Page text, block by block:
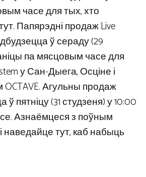
часе для тых, хто
Папярэдні продаж Live
ў сераду (29
па мясцовым часе для
у Сан-Дыега, Осціне і
Агульны продаж
ў пятніцу (31 студзеня) у 10:00
Азнаёмцеся з поўным
наведайце тут, каб набыць